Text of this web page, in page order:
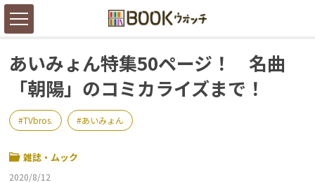
あいみょん特集50ページ！ 名曲
「朝陽」のコミカライズまで！
TVbros. あいみょん
雑誌・ムック
2020/8/12